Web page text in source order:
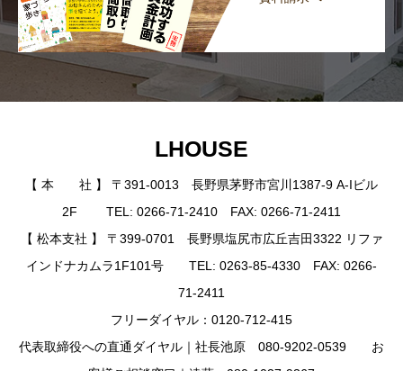
LHOUSE
【 本 社 】 〒391-0013 長野県茅野市宮川1387-9 A-Iビル
2F TEL: 0266-71-2410 FAX: 0266-71-2411
【 松本支社 】 〒399-0701 長野県塩尻市広丘吉田3322 リファ
インドナカムラ1F101号 TEL: 0263-85-4330 FAX: 0266-
71-2411
フリーダイヤル：0120-712-415
代表取締役への直通ダイヤル｜社長池原 080-9202-0539 お